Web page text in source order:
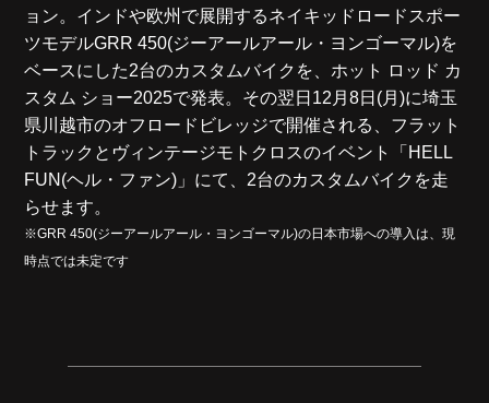
ョン。インドや欧州で展開するネイキッドロードスポー
ツモデルGRR 450(ジーアールアール・ヨンゴーマル)を
ベースにした2台のカスタムバイクを、ホット ロッド カ
スタム ショー2025で発表。その翌日12月8日(月)に埼玉
県川越市のオフロードビレッジで開催される、フラット
トラックとヴィンテージモトクロスのイベント「HELL
FUN(ヘル・ファン)」にて、2台のカスタムバイクを走
らせます。
※GRR 450(ジーアールアール・ヨンゴーマル)の日本市場への導入は、現
時点では未定です